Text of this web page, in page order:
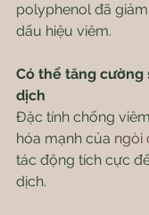
polyphenol đã
dấu hiệu viêm.
Có thể tăng cường
dịch
Đặc tính chống
hóa mạnh của ngòi
tác động tích cực
dịch.